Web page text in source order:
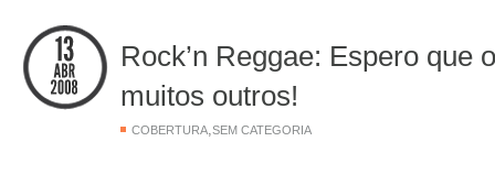
Rock’n Reggae: Espero que
muitos outros!
COBERTURA,SEM CATEGORIA